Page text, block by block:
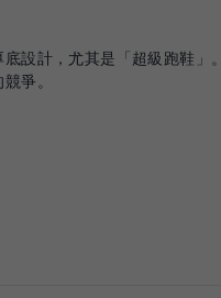
設計，尤其是「超級跑鞋」
爭。